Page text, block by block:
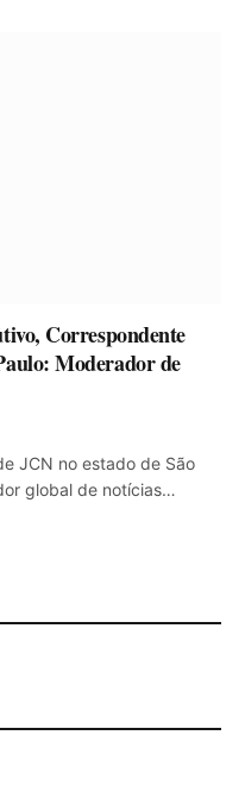
Correspondente
Moderador de
JCN no estado de São
global de notícias…